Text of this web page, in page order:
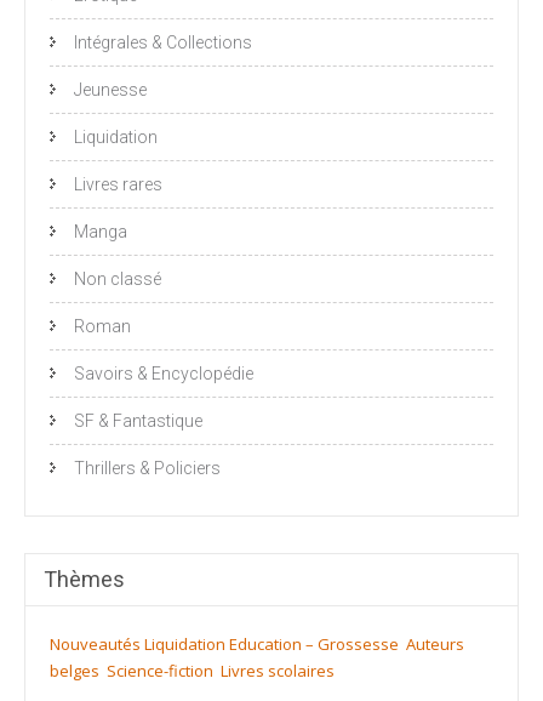
Intégrales & Collections
Jeunesse
Liquidation
Livres rares
Manga
Non classé
Roman
Savoirs & Encyclopédie
SF & Fantastique
Thrillers & Policiers
Thèmes
Nouveautés Liquidation Education – Grossesse Auteurs
belges Science-fiction Livres scolaires